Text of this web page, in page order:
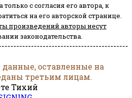
с согласия его автора, к
на его авторской странице.
произведений авторы несут
законодательства.
оставленные на
третьим лицам.
Тихий